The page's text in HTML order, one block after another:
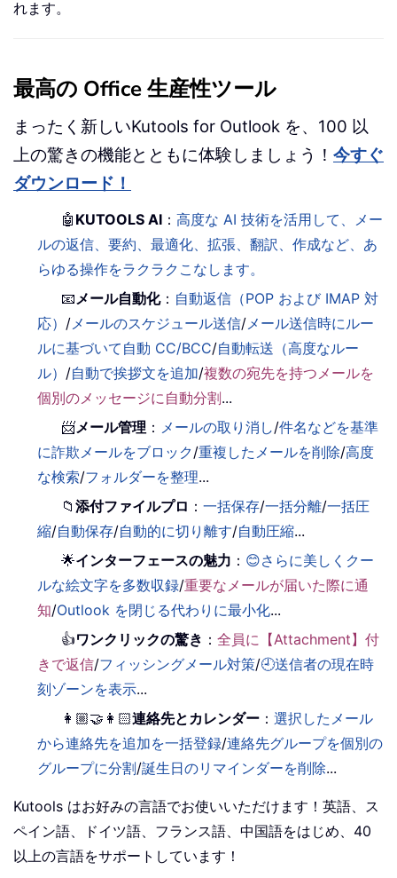
れます。
最高の Office 生産性ツール
まったく新しいKutools for Outlook を、100 以
上の驚きの機能とともに体験しましょう！ 今すぐ
ダウンロード！
🤖 KUTOOLS AI ：高度な AI 技術を活用して、メー
ルの返信、要約、最適化、拡張、翻訳、作成など、あ
らゆる操作をラクラクこなします。
📧メール自動化： 自動返信（POP および IMAP 対
応） /メールのスケジュール送信/メール送信時にルー
ルに基づいて自動 CC/BCC/自動転送（高度なルー
ル） /自動で挨拶文を追加/複数の宛先を持つメールを
個別のメッセージに自動分割...
📨メール管理 ： メールの取り消し/件名などを基準
に詐欺メールをブロック/重複したメールを削除/高度
な検索/フォルダーを整理...
📁添付ファイルプロ ：一括保存/一括分離/一括圧
縮/自動保存/自動的に切り離す/自動圧縮...
🌟インターフェースの魅力 ： 😊さらに美しくクー
ルな絵文字を多数収録/重要なメールが届いた際に通
知/Outlook を閉じる代わりに最小化...
👍ワンクリックの驚き ：全員に【Attachment】付
きで返信/フィッシングメール対策/🕘送信者の現在時
刻ゾーンを表示...
👩🏼‍🤝‍👩🏻連絡先とカレンダー ：選択したメール
から連絡先を追加を一括登録/連絡先グループを個別の
グループに分割/誕生日のリマインダーを削除...
Kutools はお好みの言語でお使いいただけます！英語、ス
ペイン語、ドイツ語、フランス語、中国語をはじめ、40
以上の言語をサポートしています！